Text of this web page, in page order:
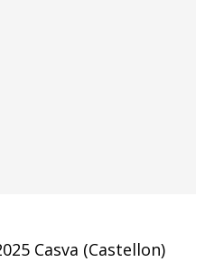
Casva (Castellon)